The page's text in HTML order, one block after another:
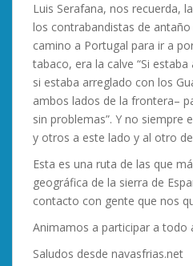
Luis Serafana, nos recuerda,
los contrabandistas de
camino a Portugal para ir a
tabaco, era la calve “Si
si estaba arreglado con los
ambos lados de la frontera–
sin problemas”. Y no siempre
y otros a este lado y al otro
Esta es una ruta de las que
geográfica de la sierra de
contacto con gente que nos
Animamos a participar a todo
Saludos desde navasfrias.net